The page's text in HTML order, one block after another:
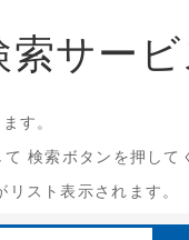
サービ
す。
検索ボタンを押して
スト表示されます。